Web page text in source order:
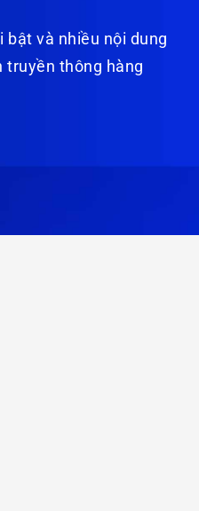
bật và nhiều nội dung
truyền thông hàng